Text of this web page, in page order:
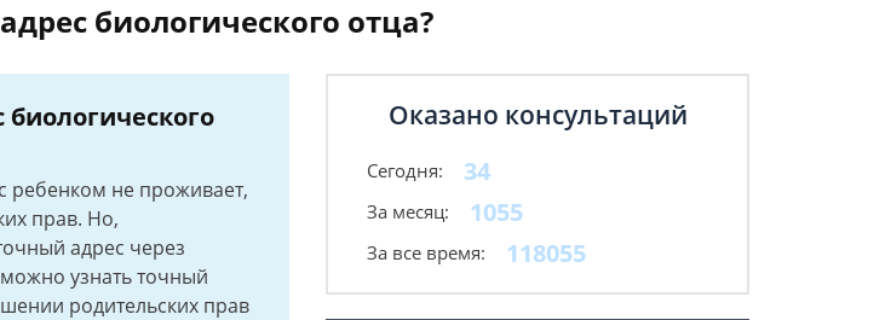
биологического отца?
ребенком не проживает,
прав. Но,
адрес через
узнать точный
родительских прав
Оказано консультаций
Сегодня: 34
За месяц: 1055
За все время: 118055